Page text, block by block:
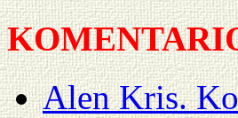
Alen Kris.